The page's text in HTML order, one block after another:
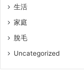
生活
家庭
脫毛
Uncategorized